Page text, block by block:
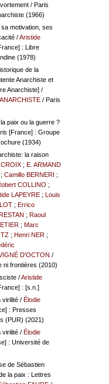
/ Paris
(1966)
motivation, ses
/Aristide
: Libre
(1978)
de la
Anarchiste et
Anarchiste]/
/ Paris
paix ou la guerre ?
[France] : Groupe
(1934)
la raison
; E. ARMAND
Camillo BERNERI ;
COLLINO ;
LAPEYRE; Louis
; Errico
; Raoul
; Marc
; Henri NER;
D'OCTON /
ni frontières (2010)
/Aristide
: [s.n.]
virilité/ Élodie
: Presses
(PUR) (2021)
virilité/ Élodie
: Université de
de Sébastien
la paix : Lettres